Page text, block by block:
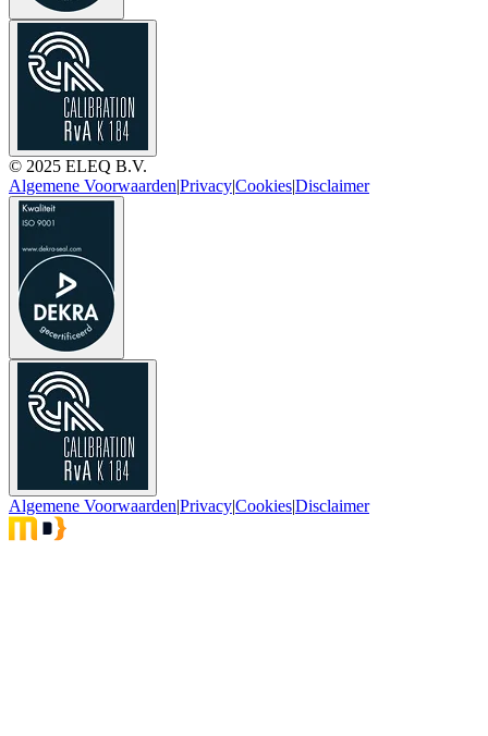
© 2025 ELEQ B.V.
Algemene Voorwaarden|Privacy|Cookies|Disclaimer
Algemene Voorwaarden|Privacy|Cookies|Disclaimer